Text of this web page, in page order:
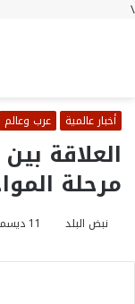
\
أخبار عالمية عرب وعالم
العلاقة
مرحلة
نبض البلد 11 ديسمبر، 2022